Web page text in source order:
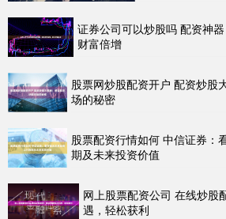
证券公司可以炒股吗 配资神
财富倍增
股票网炒股配资开户 配资炒股
场的秘密
股票配资行情如何 中信证券：
期及未来投资价值
网上股票配资公司 在线炒股
遇，轻松获利